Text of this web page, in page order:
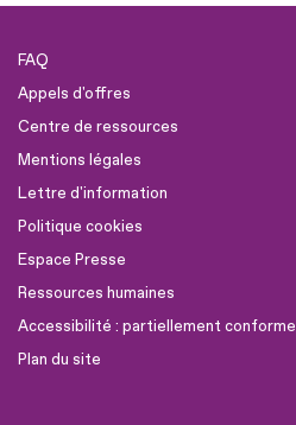
FAQ
Appels d'offres
Centre de ressources
Mentions légales
Lettre d'information
Politique cookies
Espace Presse
Ressources humaines
Accessibilité : partiellement conforme
Plan du site